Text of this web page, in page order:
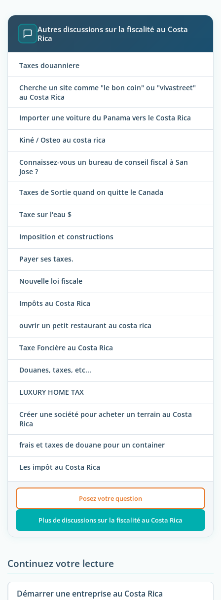
Autres discussions sur la fiscalité au Costa
Rica
Taxes douanniere
Cherche un site comme "le bon coin" ou "vivastreet"
au Costa Rica
Importer une voiture du Panama vers le Costa Rica
Kiné / Osteo au costa rica
Connaissez-vous un bureau de conseil fiscal à San
Jose ?
Taxes de Sortie quand on quitte le Canada
Taxe sur l'eau $
Imposition et constructions
Payer ses taxes.
Nouvelle loi fiscale
Impôts au Costa Rica
ouvrir un petit restaurant au costa rica
Taxe Foncière au Costa Rica
Douanes, taxes, etc...
LUXURY HOME TAX
Créer une société pour acheter un terrain au Costa
Rica
frais et taxes de douane pour un container
Les impôt au Costa Rica
Posez votre question
Plus de discussions sur la fiscalité au Costa Rica
Continuez votre lecture
Démarrer une entreprise au Costa Rica